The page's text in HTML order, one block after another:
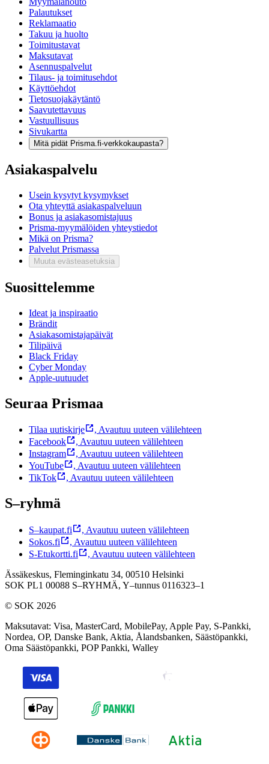
Palautukset
Reklamaatio
Takuu ja huolto
Toimitustavat
Maksutavat
Asennuspalvelut
Tilaus- ja toimitusehdot
Käyttöehdot
Tietosuojakäytäntö
Saavutettavuus
Vastuullisuus
Sivukartta
Mitä pidät Prisma.fi-verkkokaupasta?
Asiakaspalvelu
Usein kysytyt kysymykset
Ota yhteyttä asiakaspalveluun
Bonus ja asiakasomistajuus
Prisma-myymälöiden yhteystiedot
Mikä on Prisma?
Palvelut Prismassa
Muuta evästeasetuksia
Suosittelemme
Ideat ja inspiraatio
Brändit
Asiakasomistajapäivät
Tilipäivä
Black Friday
Cyber Monday
Apple-uutuudet
Seuraa Prismaa
Tilaa uutiskirje , Avautuu uuteen välilehteen
Facebook
, Avautuu uuteen välilehteen
Instagram
, Avautuu uuteen välilehteen
YouTube
, Avautuu uuteen välilehteen
TikTok
, Avautuu uuteen välilehteen
S–ryhmä
S–kaupat.fi , Avautuu uuteen välilehteen
Sokos.fi
, Avautuu uuteen välilehteen
S-Etukortti.fi
, Avautuu uuteen välilehteen
Ässäkeskus, Fleminginkatu 34, 00510 Helsinki
SOK PL1 00088 S–RYHMÄ, Y–tunnus 0116323–1
© SOK 2026
Maksutavat: Visa, MasterCard, MobilePay, Apple Pay, S-Pankki,
Nordea, OP, Danske Bank, Aktia, Ålandsbanken, Säästöpankki,
Oma Säästöpankki, POP Pankki, Walley